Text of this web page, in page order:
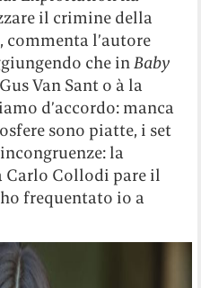
il crimine della
l’autore
che inBaby
Van Sant o à la
d’accordo: manca
sono piatte, i set
la
Carlo Collodi pare il
frequentato io a